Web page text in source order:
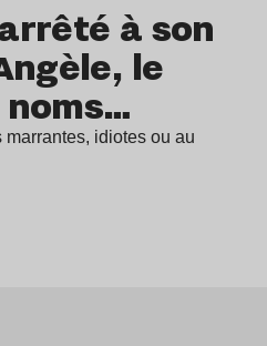
à son
le
noms…
idiotes ou au